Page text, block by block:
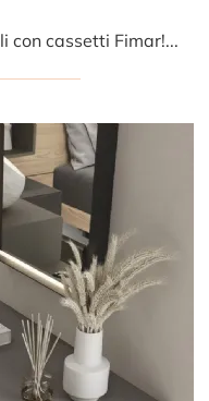
Scopri Comodini design e mobili con cassetti Fimar! Il modello Feel costruito in laccato opaco è la scelta ideale.